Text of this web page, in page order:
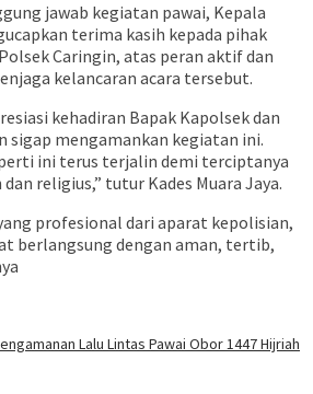
jawab kegiatan pawai, Kepala
terima kasih kepada pihak
Caringin, atas peran aktif dan
kelancaran acara tersebut.
kehadiran Bapak Kapolsek dan
sigap mengamankan kegiatan ini.
ini terus terjalin demi terciptanya
religius,” tutur Kades Muara Jaya.
profesional dari aparat kepolisian,
berlangsung dengan aman, tertib,
Lalu Lintas Pawai Obor 1447 Hijriah